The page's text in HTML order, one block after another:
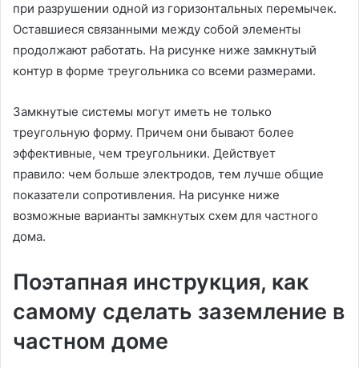
при разрушении одной из горизонтальных перемычек.
Оставшиеся связанными между собой элементы
продолжают работать. На рисунке ниже замкнутый
контур в форме треугольника со всеми размерами.
Замкнутые системы могут иметь не только
треугольную форму. Причем они бывают более
эффективные, чем треугольники. Действует
правило: чем больше электродов, тем лучше общие
показатели сопротивления. На рисунке ниже
возможные варианты замкнутых схем для частного
дома.
Поэтапная инструкция, как
самому сделать заземление в
частном доме